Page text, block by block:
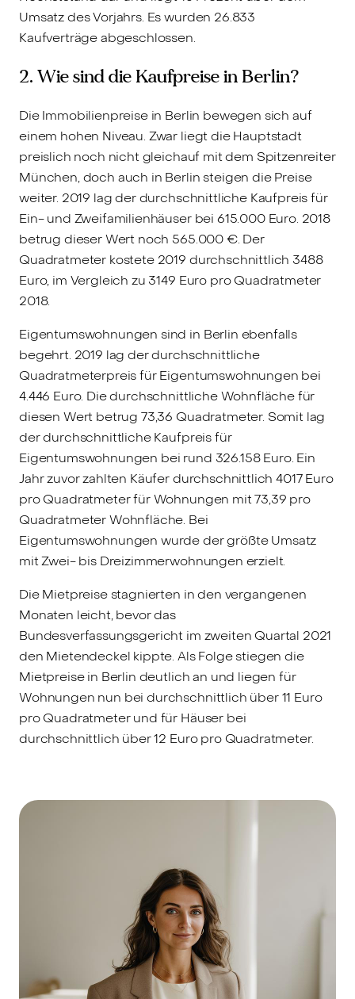
Umsatz des Vorjahrs. Es wurden 26.833
Kaufverträge abgeschlossen.
2. Wie sind die Kaufpreise in Berlin?
Die Immobilienpreise in Berlin bewegen sich auf
einem hohen Niveau. Zwar liegt die Hauptstadt
preislich noch nicht gleichauf mit dem Spitzenreiter
München, doch auch in Berlin steigen die Preise
weiter. 2019 lag der durchschnittliche Kaufpreis für
Ein- und Zweifamilienhäuser bei 615.000 Euro. 2018
betrug dieser Wert noch 565.000 €. Der
Quadratmeter kostete 2019 durchschnittlich 3488
Euro, im Vergleich zu 3149 Euro pro Quadratmeter
2018.
Eigentumswohnungen sind in Berlin ebenfalls
begehrt. 2019 lag der durchschnittliche
Quadratmeterpreis für Eigentumswohnungen bei
4.446 Euro. Die durchschnittliche Wohnfläche für
diesen Wert betrug 73,36 Quadratmeter. Somit lag
der durchschnittliche Kaufpreis für
Eigentumswohnungen bei rund 326.158 Euro. Ein
Jahr zuvor zahlten Käufer durchschnittlich 4017 Euro
pro Quadratmeter für Wohnungen mit 73,39 pro
Quadratmeter Wohnfläche. Bei
Eigentumswohnungen wurde der größte Umsatz
mit Zwei- bis Dreizimmerwohnungen erzielt.
Die Mietpreise stagnierten in den vergangenen
Monaten leicht, bevor das
Bundesverfassungsgericht im zweiten Quartal 2021
den Mietendeckel kippte. Als Folge stiegen die
Mietpreise in Berlin deutlich an und liegen für
Wohnungen nun bei durchschnittlich über 11 Euro
pro Quadratmeter und für Häuser bei
durchschnittlich über 12 Euro pro Quadratmeter.